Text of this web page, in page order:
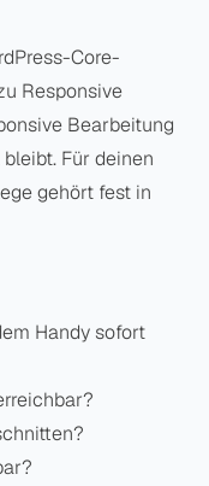
Core-
Responsive
Bearbeitung
Für deinen
gehört fest in
Handy sofort